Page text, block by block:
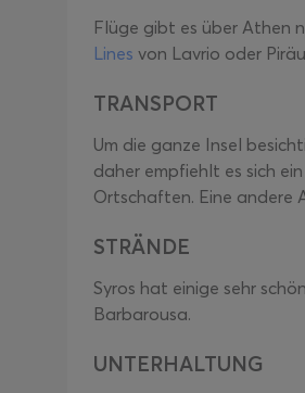
Flüge gibt es über Athen
Lines von Lavrio oder
TRANSPORT
Um die ganze Insel
daher empfiehlt es sich
Ortschaften. Eine andere
STRÄNDE
Syros hat einige sehr
Barbarousa.
UNTERHALTUNG